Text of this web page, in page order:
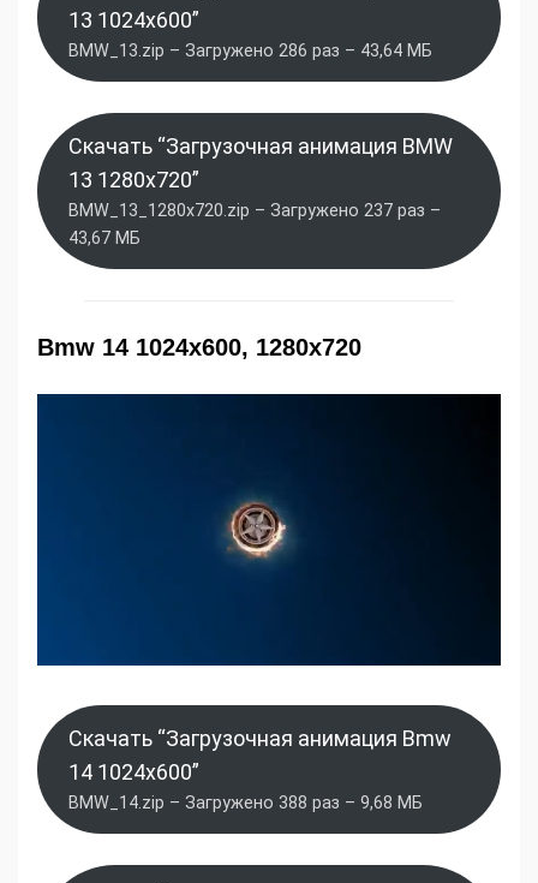
13 1024x600”
BMW_13.zip – Загружено 286 раз – 43,64 МБ
Скачать “Загрузочная анимация BMW
13 1280x720”
BMW_13_1280x720.zip – Загружено 237 раз –
43,67 МБ
Bmw 14 1024x600, 1280x720
Скачать “Загрузочная анимация Bmw
14 1024x600”
BMW_14.zip – Загружено 388 раз – 9,68 МБ